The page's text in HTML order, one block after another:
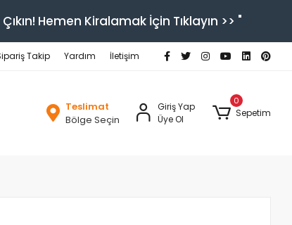
Hemen Kiralamak İçin Tıklayın >> "
Takip Yardım İletişim
Teslimat
Bölge Seçin
Giriş Yap
Üye Ol
0
Sepetim